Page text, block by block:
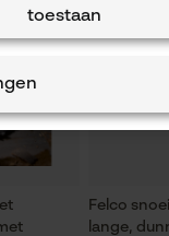
Felco
lange,
toestaan
Cookies